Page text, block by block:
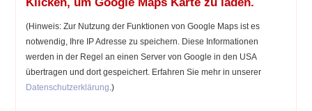
(Hinweis: Zur Nutzung der Funktionen von Google Maps ist es
notwendig, Ihre IP Adresse zu speichern. Diese Informationen
werden in der Regel an einen Server von Google in den USA
übertragen und dort gespeichert. Erfahren Sie mehr in unserer
Datenschutzerklärung .)